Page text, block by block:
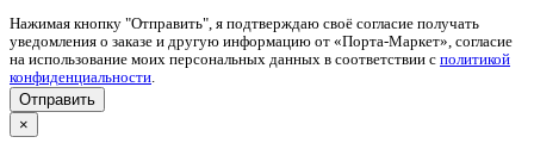
Нажимая кнопку "Отправить", я подтверждаю своё согласие получать
уведомления о заказе и другую информацию от «Порта-Маркет», согласие
на использование моих персональных данных в соответствии с политикой
конфиденциальности
×